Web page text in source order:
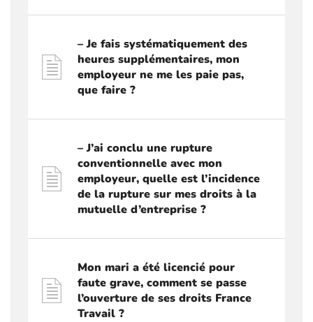
– Je fais systématiquement des
heures supplémentaires, mon
employeur ne me les paie pas,
que faire ?
– J’ai conclu une rupture
conventionnelle avec mon
employeur, quelle est l’incidence
de la rupture sur mes droits à la
mutuelle d’entreprise ?
Mon mari a été licencié pour
faute grave, comment se passe
l’ouverture de ses droits France
Travail ?